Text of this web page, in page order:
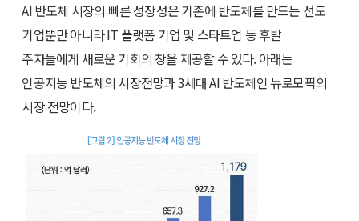
AI 반도체 시장의 빠른 성장성은 기존에 반도체를 만드는 선도
기업뿐만 아니라 IT 플랫폼 기업 및 스타트업 등 후발
주자들에게 새로운 기회의 창을 제공할 수 있다. 아래는
인공지능 반도체의 시장전망과 3세대 AI 반도체인 뉴로모픽의
시장 전망이다.